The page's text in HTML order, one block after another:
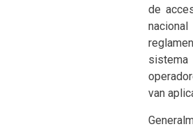
de
van